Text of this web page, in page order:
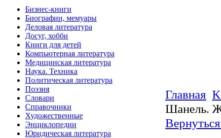
Бизнес-книги
Биографии, мемуары
Деловая литература
Досуг, хобби
Книги для детей
Компьютерная литература
Медицинская литература
Наука. Техника
Политическая литература
Поэзия
Словари
Справочники
Художественные
Энциклопедии
Юридическая литература
Главная
Шанель.